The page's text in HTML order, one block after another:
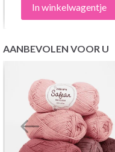
In winkelwagentje
AANBEVOLEN VOOR U